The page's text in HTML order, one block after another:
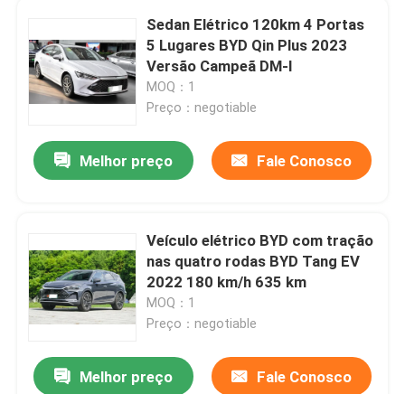
Sedan Elétrico 120km 4 Portas
5 Lugares BYD Qin Plus 2023
Versão Campeã DM-I
MOQ：1
Preço：negotiable
Melhor preço Fale Conosco
Veículo elétrico BYD com tração
nas quatro rodas BYD Tang EV
2022 180 km/h 635 km
MOQ：1
Preço：negotiable
Melhor preço Fale Conosco